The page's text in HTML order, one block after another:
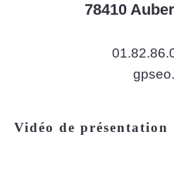
78410
Vidéo de présentation